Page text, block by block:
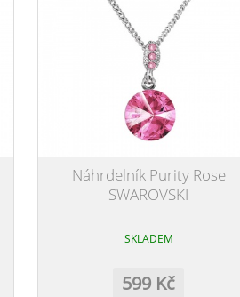
Náhrdelník Purity Rose
SWAROVSKI
SKLADEM
599 Kč